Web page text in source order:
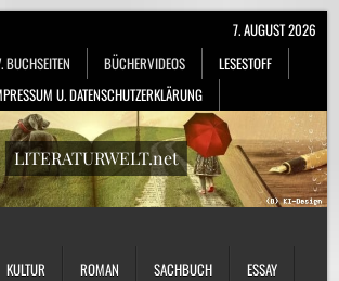
BUCHSEITEN BÜCHERVIDEOS
LESESTOFF
U. DATENSCHUTZERKLÄRUNG
7. AUGUST 2026
LITERATURWELT.net
KULTUR ROMAN SACHBUCH ESSAY